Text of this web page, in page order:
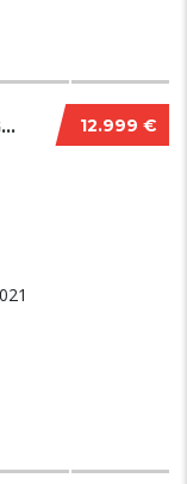
12.999 €
DS 7 CROSSBACK BLUEHDI 130 CV GRAND CHIC PERFORMANCE LINE+